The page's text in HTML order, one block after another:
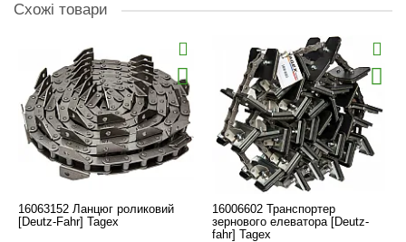
Схожі товари
16063152 Ланцюг роликовий
[Deutz-Fahr] Tagex
16006602 Транспортер
зернового елеватора [Deutz-
fahr] Tagex